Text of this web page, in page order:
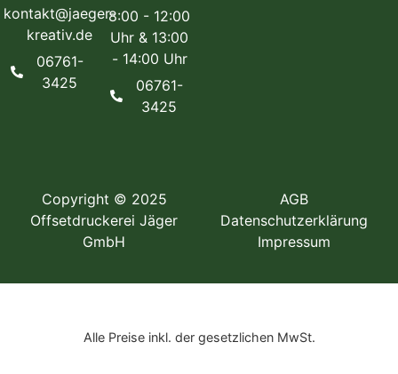
kontakt@jaeger-
kreativ.de
06761-
3425
8:00 - 12:00
Uhr & 13:00
- 14:00 Uhr
06761-
3425
Copyright © 2025
Offsetdruckerei Jäger
GmbH
AGB
Datenschutzerklärung
Impressum
Alle Preise inkl. der gesetzlichen MwSt.